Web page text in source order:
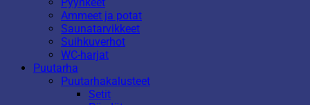
Pyyhkeet
Ammeet ja potat
Saunatarvikkeet
Suihkuverhot
WC-harjat
Puutarha
Puutarhakalusteet
Setit